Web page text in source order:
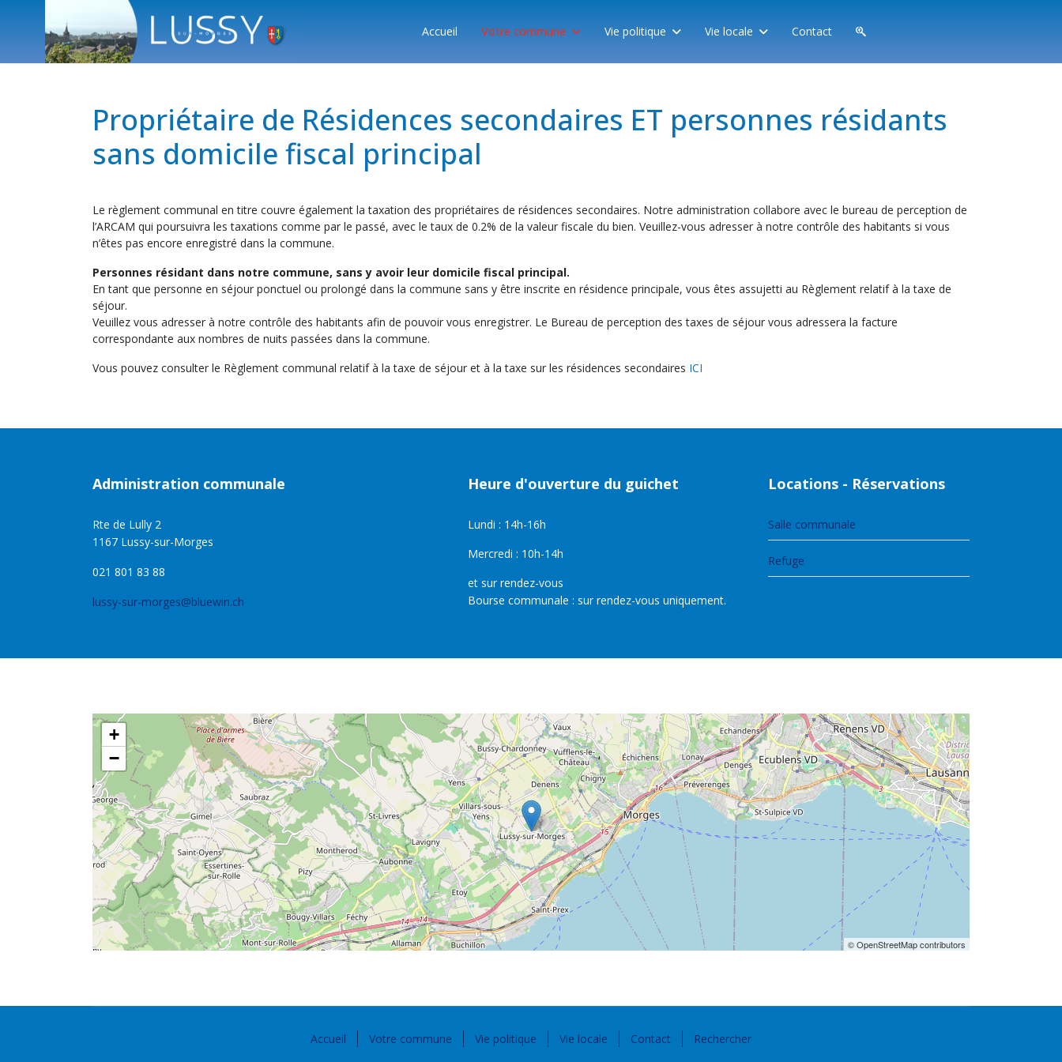
Accueil Votre commune Vie politique Vie locale Contact
Propriétaire de Résidences secondaires ET personnes résidants
sans domicile fiscal principal
Le règlement communal en titre couvre également la taxation des propriétaires de résidences secondaires. Notre administration collabore avec le bureau de perception de
l’ARCAM qui poursuivra les taxations comme par le passé, avec le taux de 0.2% de la valeur fiscale du bien. Veuillez-vous adresser à notre contrôle des habitants si vous
n’êtes pas encore enregistré dans la commune.
Personnes résidant dans notre commune, sans y avoir leur domicile fiscal principal.
En tant que personne en séjour ponctuel ou prolongé dans la commune sans y être inscrite en résidence principale, vous êtes assujetti au Règlement relatif à la taxe de
séjour.
Veuillez vous adresser à notre contrôle des habitants afin de pouvoir vous enregistrer. Le Bureau de perception des taxes de séjour vous adressera la facture
correspondante aux nombres de nuits passées dans la commune.
Vous pouvez consulter le Règlement communal relatif à la taxe de séjour et à la taxe sur les résidences secondaires ICI
Administration communale
Rte de Lully 2
1167 Lussy-sur-Morges
021 801 83 88
lussy-sur-morges@bluewin.ch
Heure d'ouverture du guichet
Lundi : 14h-16h
Mercredi : 10h-14h
et sur rendez-vous
Bourse communale : sur rendez-vous uniquement.
Locations - Réservations
Salle communale
Refuge
+
−
© OpenStreetMap contributors
Accueil Votre commune Vie politique Vie locale Contact
Rechercher